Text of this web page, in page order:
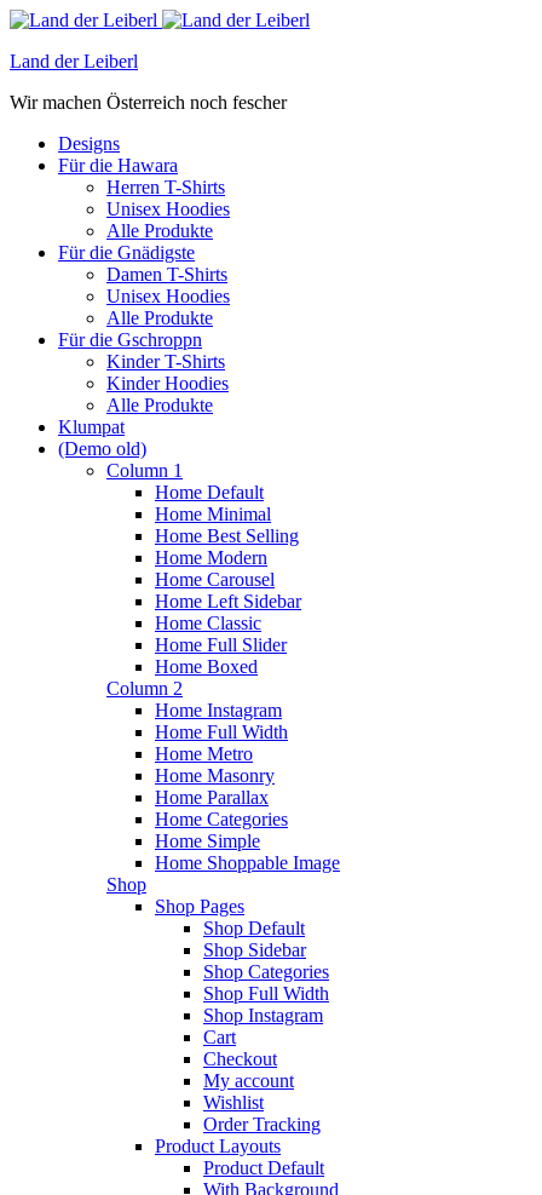
Land der Leiberl
Wir machen Österreich noch fescher
Designs
Für die Hawara
Herren T-Shirts
Unisex Hoodies
Alle Produkte
Für die Gnädigste
Damen T-Shirts
Unisex Hoodies
Alle Produkte
Für die Gschroppn
Kinder T-Shirts
Kinder Hoodies
Alle Produkte
Klumpat
(Demo old)
Column 1
Home Default
Home Minimal
Home Best Selling
Home Modern
Home Carousel
Home Left Sidebar
Home Classic
Home Full Slider
Home Boxed
Column 2
Home Instagram
Home Full Width
Home Metro
Home Masonry
Home Parallax
Home Categories
Home Simple
Home Shoppable Image
Shop
Shop Pages
Shop Default
Shop Sidebar
Shop Categories
Shop Full Width
Shop Instagram
Cart
Checkout
My account
Wishlist
Order Tracking
Product Layouts
Product Default
With Background